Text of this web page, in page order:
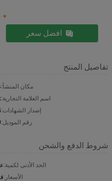
افضل سعر
تفاصيل المنتج
مكان المنشأ:
اسم العلامة التجارية:
إصدار الشهادات:
رقم الموديل:
شروط الدفع والشحن
الحد الأدنى لكمية:
الأسعار: